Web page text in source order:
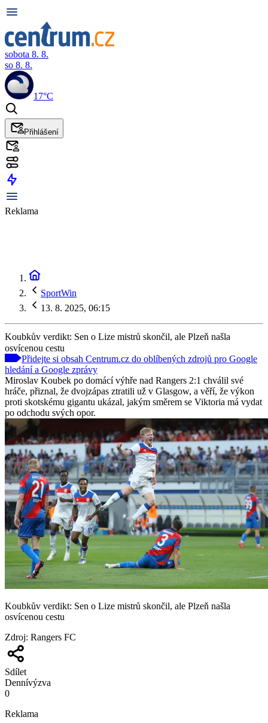
sobota 8. 8.
so 8. 8.
17°C
Přihlášení
Reklama
SportWin
13. 8. 2025, 06:15
Koubkův verdikt: Sen o Lize mistrů skončil, ale Plzeň našla
osvícenou cestu
Přidejte si obsah Centrum.cz do oblíbených zdrojů pro Google
hledání a Google zprávy
Miroslav Koubek po domácí výhře nad Rangers 2:1 chválil své
hráče, přiznal, že dvojzápas ztratili už v Glasgow, a věří, že výkon
proti skotskému gigantu ukázal, jakým směrem se Viktoria má vydat
po odchodu svých opor.
Koubkův verdikt: Sen o Lize mistrů skončil, ale Plzeň našla
osvícenou cestu
Zdroj: Rangers FC
Sdílet
Dennívýzva
0
Reklama